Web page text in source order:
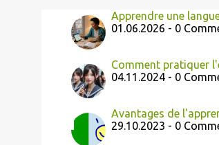
Apprendre une
01.06.2026 - 0
Comment pratiquer
04.11.2024 - 0
Avantages de
29.10.2023 - 0